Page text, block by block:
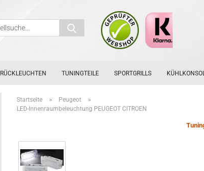
Schnellsuche...
TUNINGTEILE SPORTGRILLS
Startseite » Peugeot »
LED-Innenraumbeleuchtung PEUGEOT CITROEN